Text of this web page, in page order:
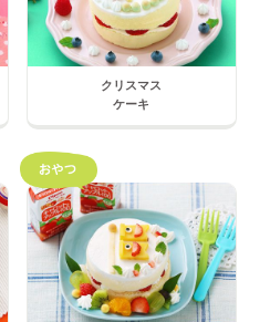
クリスマス
ケーキ